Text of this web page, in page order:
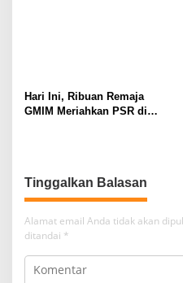
Hari Ini, Ribuan Remaja
GMIM Meriahkan PSR di
Tinggalkan Balasan
Alamat email Anda tidak akan
ditandai *